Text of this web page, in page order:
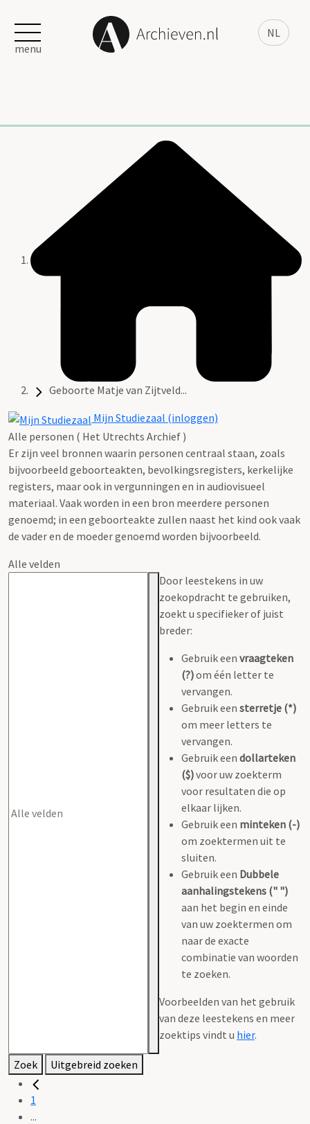
NL
menu
Geboorte Matje van Zijtveld...
Mijn Studiezaal (inloggen)
Alle personen ( Het Utrechts Archief )
Er zijn veel bronnen waarin personen centraal staan, zoals
bijvoorbeeld geboorteakten, bevolkingsregisters, kerkelijke
registers, maar ook in vergunningen en in audiovisueel
materiaal. Vaak worden in een bron meerdere personen
genoemd; in een geboorteakte zullen naast het kind ook vaak
de vader en de moeder genoemd worden bijvoorbeeld.
Alle velden
Door leestekens in uw
zoekopdracht te gebruiken,
zoekt u specifieker of juist
breder:
Gebruik een vraagteken
(?)om één letter te
vervangen.
Gebruik een sterretje (*)
om meer letters te
vervangen.
Gebruik een dollarteken
($)voor uw zoekterm
voor resultaten die op
elkaar lijken.
Gebruik een minteken (-)
om zoektermen uit te
sluiten.
Gebruik een Dubbele
aanhalingstekens (" ")
aan het begin en einde
van uw zoektermen om
naar de exacte
combinatie van woorden
te zoeken.
Voorbeelden van het gebruik
van deze leestekens en meer
zoektips vindt u hier.
Zoek Uitgebreid zoeken
1
...